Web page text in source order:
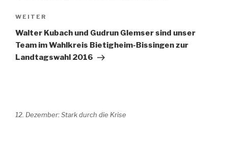
Nächster
Beitrag
WEITER
Walter Kubach und Gudrun Glemser sind unser
Team im Wahlkreis Bietigheim-Bissingen zur
Landtagswahl 2016
12. Dezember: Stark durch die Krise